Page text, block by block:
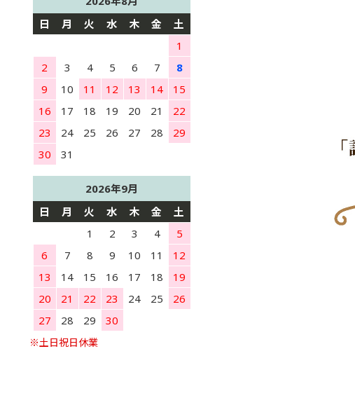
日
月 火 水 木 金
土
1
2
3 4 5 6 7
8
9
10 11 12 13 14
15
16
17 18 19 20 21
22
23
24 25 26 27 28
29
30
31
2026年9月
日
月 火 水 木 金
土
1
2 3 4
5
6
7 8 9 10 11
12
13
14 15 16 17 18
19
20
21 22 23 24 25
26
27
28 29 30